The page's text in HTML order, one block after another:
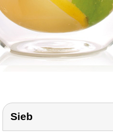
Sieb